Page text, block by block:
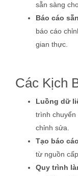
sẵn sàng
Báo cáo
báo cáo
gian thực.
Các Kịch
Luồng dữ
trình chuyển
chỉnh sửa.
Tạo báo
từ nguồn
Quy trình